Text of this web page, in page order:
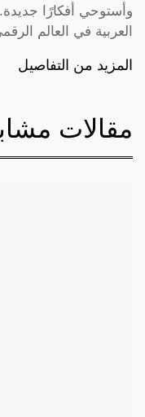
وأستوحي أفكارًا جديدة.
العربية في العالم
المزيد من التفاصيل
مقالات